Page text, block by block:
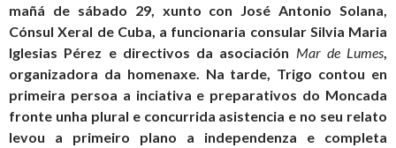
mañá de sábado 29, xunto con José Antonio Solana,
Cónsul Xeral de Cuba, a funcionaria consular Silvia Maria
Iglesias Pérez e directivos da asociación Mar de Lumes
organizadora da homenaxe. Na tarde, Trigo contou en
primeira persoa a inciativa e preparativos do Moncada
fronte unha plural e concurrida asistencia e no seu relato
levou a primeiro plano a independenza e completa